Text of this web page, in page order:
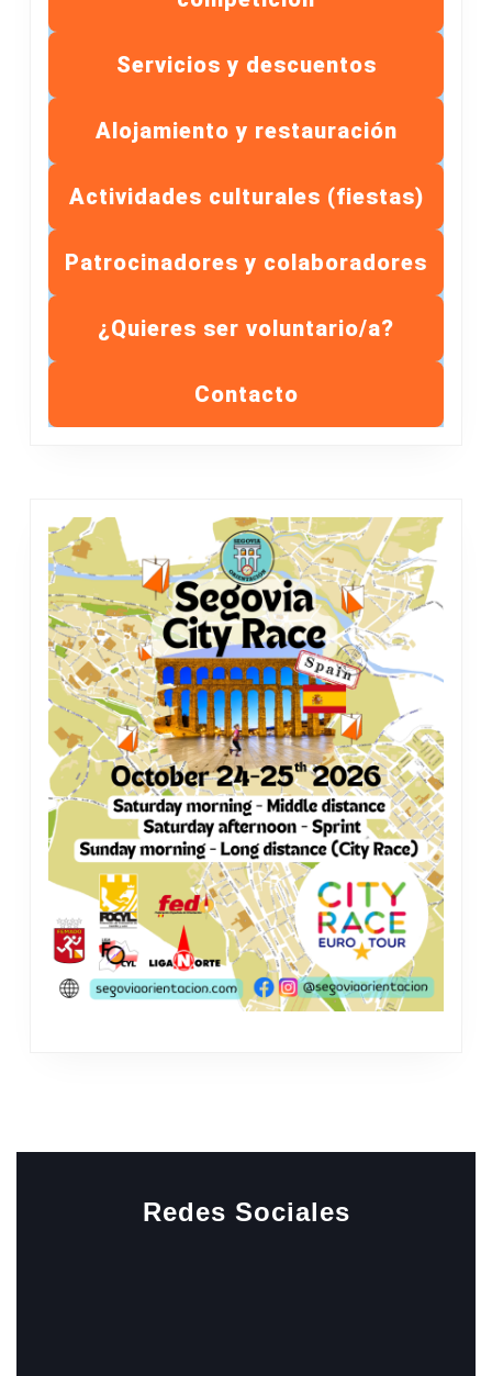
Servicios y descuentos
Alojamiento y restauración
Actividades culturales (fiestas)
Patrocinadores y colaboradores
¿Quieres ser voluntario/a?
Contacto
Redes Sociales